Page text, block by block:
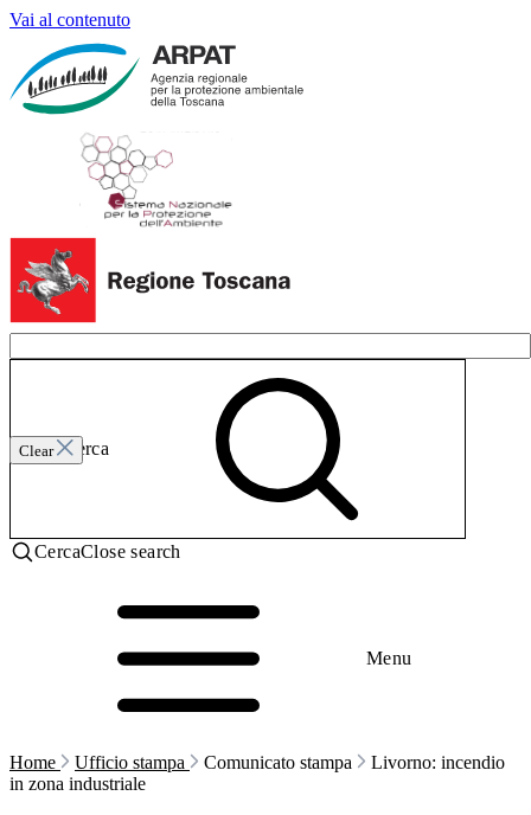
Vai al contenuto
Clear
Invia ricerca
CercaClose search
Menu
Home Ufficio stampa Comunicato stampa
Livorno: incendio
in zona industriale